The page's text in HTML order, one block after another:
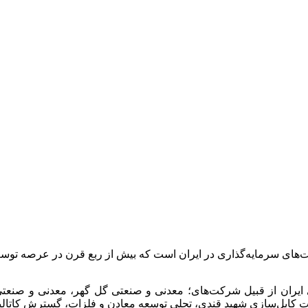
سرمایه‌گذاری در ایران است که بیش از ربع قرن در
از قبیل شرکت‌های؛ معدنی و صنعتی گل گهر، معدنی و
کابل‌سازی شهید قندی، تجلی توسعه معادن و فلزات، گسترش